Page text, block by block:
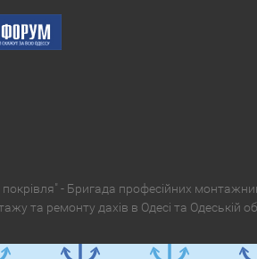
- Бригада професійних
та ремонту дахів в Одесі та Одеській